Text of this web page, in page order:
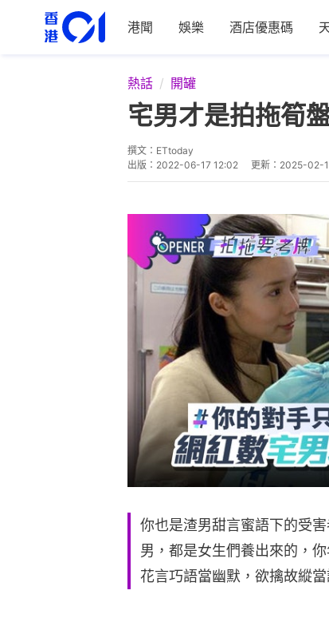
港聞 娛樂 酒店優惠碼
熱話 開罐
宅男才是拍拖筍
撰文： ETtoday
出版： 2022-06-17 12:02 更新： 2025-02-
你也是渣男甜言蜜語下的受
男，都是女生們養出來的，
花言巧語當幽默，欲擒故縱當